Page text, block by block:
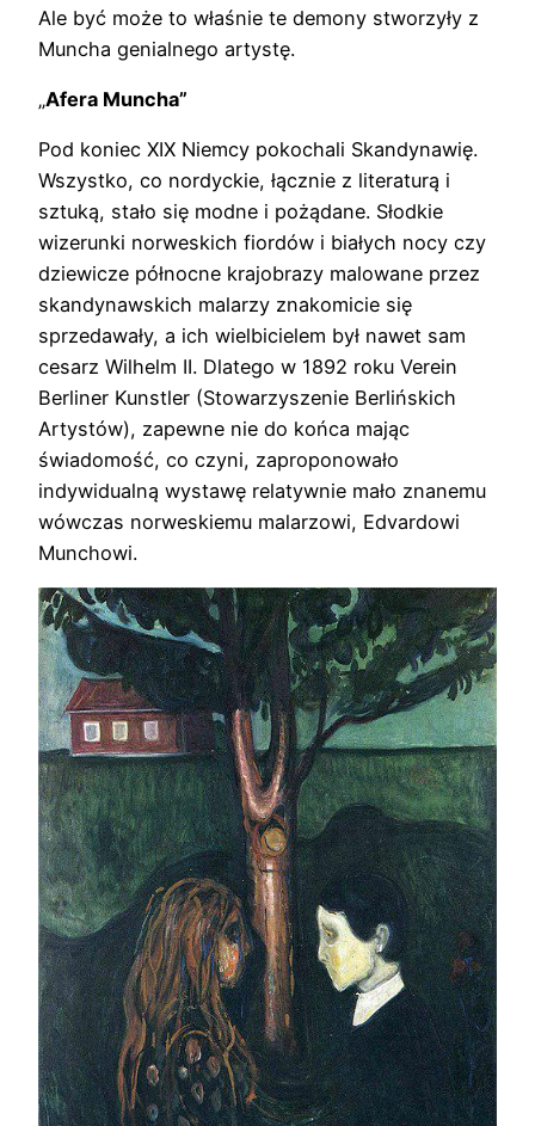
Ale być może to właśnie te demony stworzyły z
Muncha genialnego artystę.
„Afera Muncha”
Pod koniec XIX Niemcy pokochali Skandynawię.
Wszystko, co nordyckie, łącznie z literaturą i
sztuką, stało się modne i pożądane. Słodkie
wizerunki norweskich fiordów i białych nocy czy
dziewicze północne krajobrazy malowane przez
skandynawskich malarzy znakomicie się
sprzedawały, a ich wielbicielem był nawet sam
cesarz Wilhelm II. Dlatego w 1892 roku Verein
Berliner Kunstler (Stowarzyszenie Berlińskich
Artystów), zapewne nie do końca mając
świadomość, co czyni, zaproponowało
indywidualną wystawę relatywnie mało znanemu
wówczas norweskiemu malarzowi, Edvardowi
Munchowi.